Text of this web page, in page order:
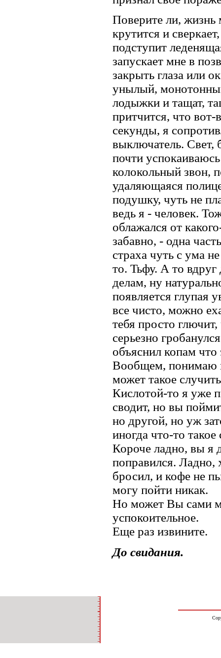
Поверите ли,
крутится и
подступит
запускает мне в
закрыть глаза или
унылый,
лодыжки и тащат,
притчится, что
секунды, я
выключатель. Свет,
почти
колокольный звон,
удаляющаяся
подушку, чуть не
ведь я - человек.
облажался от
забавно, - одна
страха чуть с ума
то. Тьфу. А то
делам, ну
появляется глупая
все чисто, можно
тебя просто
серьезно
объяснил копам
Вообщем, понимаю
может такое
Кислотой-то я уже
сводит, но вы
но другой, но уж
иногда что-то такое
Короче ладно, вы я
поправился. Ладно,
бросил, и кофе не
могу пойти никак.
Но может Вы сами
успокоительное.
Еще раз извините.
До свидания.